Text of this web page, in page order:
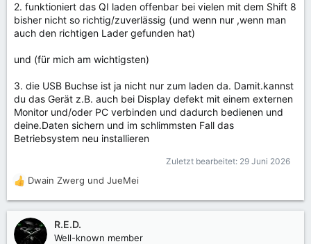
2. funktioniert das QI laden offenbar bei vielen mit dem Shift 8
bisher nicht so richtig/zuverlässig (und wenn nur ,wenn man
auch den richtigen Lader gefunden hat)
und (für mich am wichtigsten)
3. die USB Buchse ist ja nicht nur zum laden da. Damit.kannst
du das Gerät z.B. auch bei Display defekt mit einem externen
Monitor und/oder PC verbinden und dadurch bedienen und
deine.Daten sichern und im schlimmsten Fall das
Betriebsystem neu installieren
Zuletzt bearbeitet: 29 Juni 2026
R
e
a
k
t
Dwain Zwerg und JueMei
R.E.D.
Well-known member